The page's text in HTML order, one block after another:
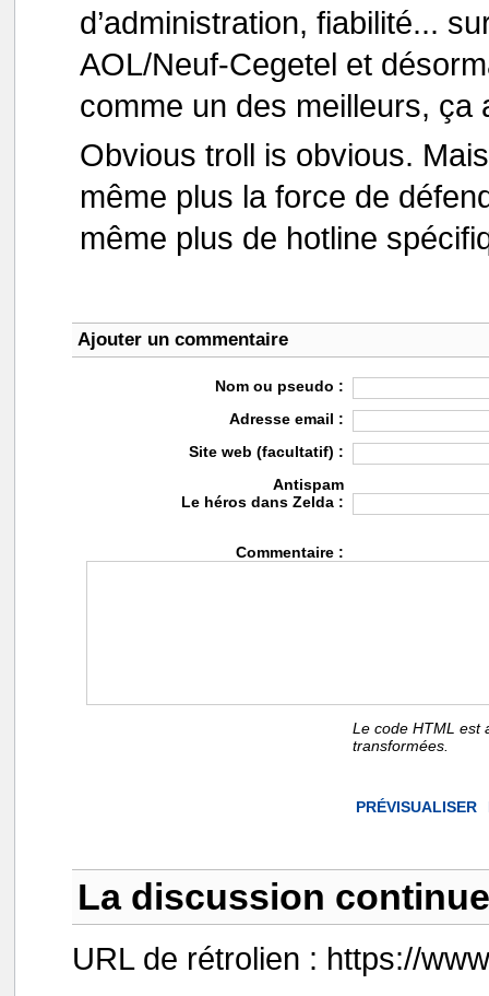
d’administration, fiabilité...
AOL/Neuf-Cegetel et
comme un des meilleurs, ça
Obvious troll is obvious.
même plus la force de
même plus de hotline
Ajouter un commentaire
Nom ou pseudo :
Adresse email :
Site web (facultatif) :
Antispam
Le héros dans Zelda :
Commentaire :
Le code HTML est
transformées.
La discussion
URL de rétrolien : https://